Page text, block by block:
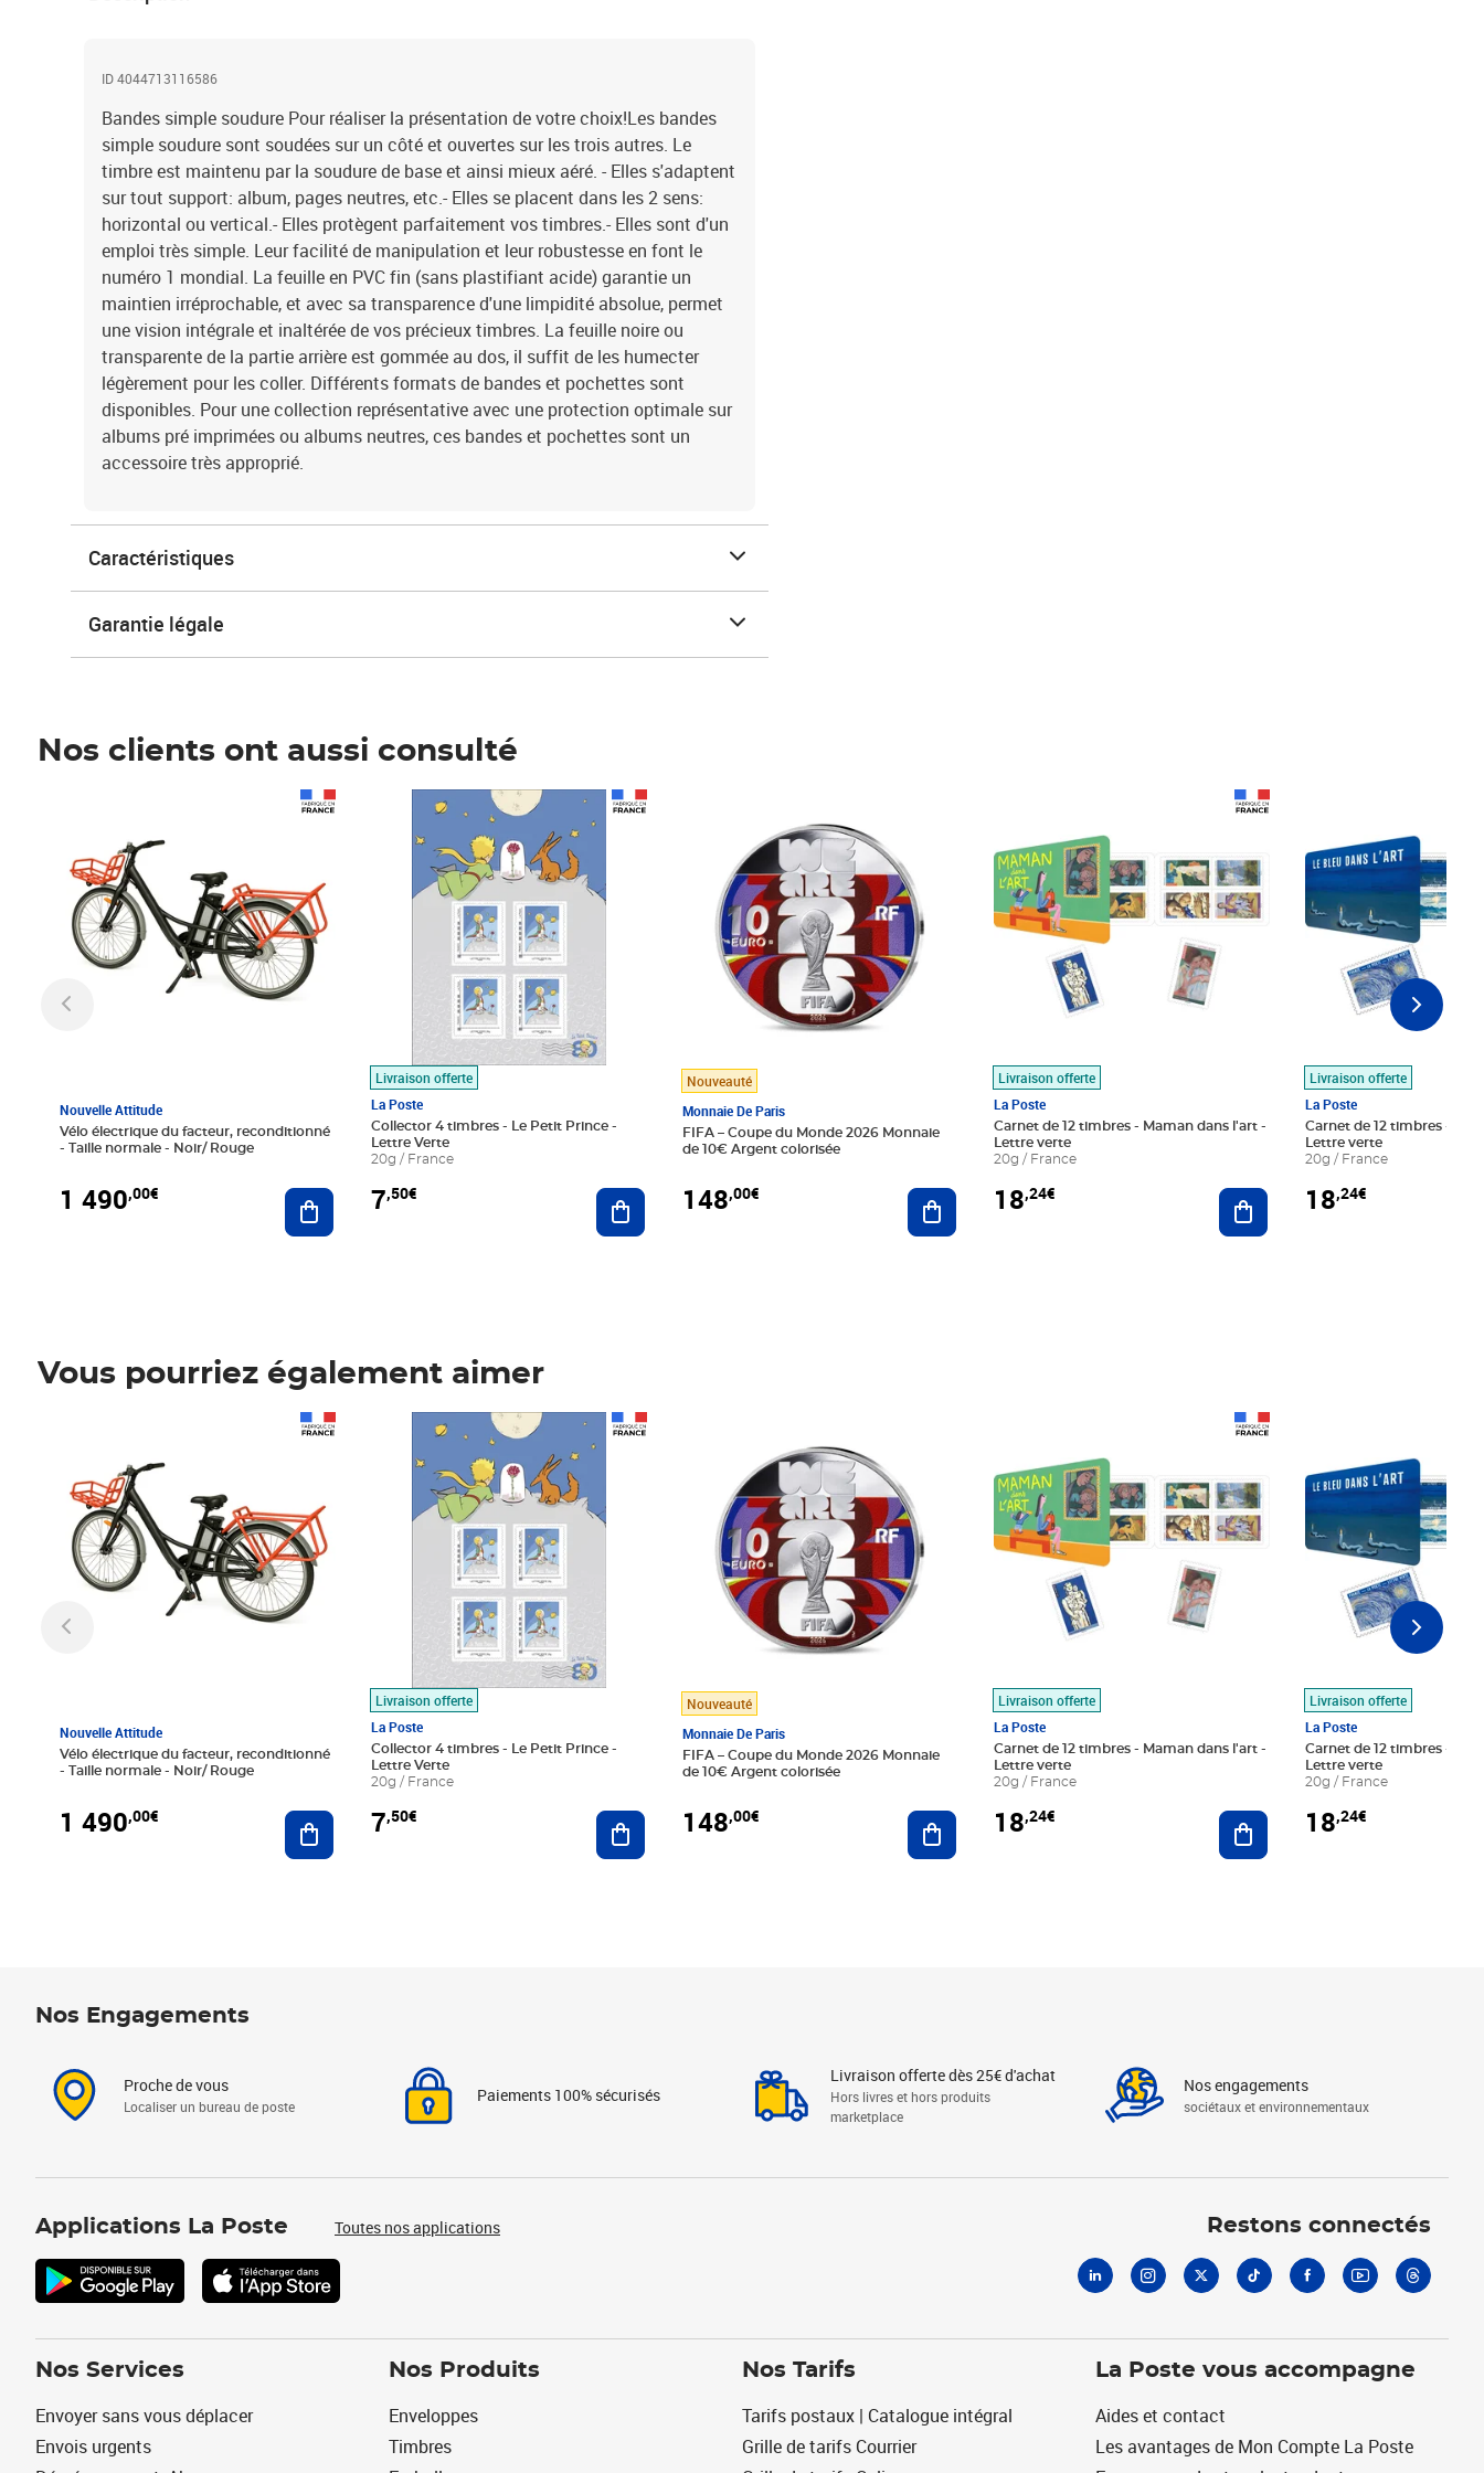
ID 4044713116586
Bandes simple soudure Pour réaliser la présentation de votre choix!Les bandes
simple soudure sont soudées sur un côté et ouvertes sur les trois autres. Le
timbre est maintenu par la soudure de base et ainsi mieux aéré. - Elles s'adaptent
sur tout support: album, pages neutres, etc.- Elles se placent dans les 2 sens:
horizontal ou vertical.- Elles protègent parfaitement vos timbres.- Elles sont d'un
emploi très simple. Leur facilité de manipulation et leur robustesse en font le
numéro 1 mondial. La feuille en PVC fin (sans plastifiant acide) garantie un
maintien irréprochable, et avec sa transparence d'une limpidité absolue, permet
une vision intégrale et inaltérée de vos précieux timbres. La feuille noire ou
transparente de la partie arrière est gommée au dos, il suffit de les humecter
légèrement pour les coller. Différents formats de bandes et pochettes sont
disponibles. Pour une collection représentative avec une protection optimale sur
albums pré imprimées ou albums neutres, ces bandes et pochettes sont un
accessoire très approprié.
Caractéristiques
Garantie légale
Nos clients ont aussi consulté
Nouvelle Attitude
Vélo électrique du facteur, reconditionné
- Taille normale - Noir/ Rouge
1 490,00€ Ajouter au panier
Livraison offerte
La Poste
Collector 4 timbres - Le Petit Prince -
Lettre Verte
20g / France
7,50€
Prix 7,50€
Ajouter au panier
Nouveauté
Monnaie De Paris
FIFA – Coupe du Monde 2026 Monnaie
de 10€ Argent colorisée
148,00€ Ajouter au panier
Livraison offerte
La Poste
Carnet de 12 timbres - Maman dans l'art -
Lettre verte
20g / France
18,24€ Ajouter au panier
Livraison offerte
La Poste
Carnet de 12 timbres - Le
Lettre verte
20g / France
18,24€
Vous pourriez également aimer
Nouvelle Attitude
Vélo électrique du facteur, reconditionné
- Taille normale - Noir/ Rouge
1 490,00€ Ajouter au panier
Livraison offerte
La Poste
Collector 4 timbres - Le Petit Prince -
Lettre Verte
20g / France
7,50€
Prix 7,50€
Ajouter au panier
Nouveauté
Monnaie De Paris
FIFA – Coupe du Monde 2026 Monnaie
de 10€ Argent colorisée
148,00€ Ajouter au panier
Livraison offerte
La Poste
Carnet de 12 timbres - Maman dans l'art -
Lettre verte
20g / France
18,24€ Ajouter au panier
Livraison offerte
La Poste
Carnet de 12 timbres - Le
Lettre verte
20g / France
18,24€
Nos Engagements
Proche de vous
Localiser un bureau de poste
Paiements 100% sécurisés
Livraison offerte dès 25€ d'achat
Hors livres et hors produits
marketplace
Nos engagements
sociétaux et environnementaux
Applications La Poste Toutes nos applications Restons connectés
Nos Services
Envoyer sans vous déplacer
Envois urgents
Nos Produits
Enveloppes
Timbres
Nos Tarifs
Tarifs postaux | Catalogue intégral
Grille de tarifs Courrier
La Poste vous accompagne
Aides et contact
Les avantages de Mon Compte La Poste